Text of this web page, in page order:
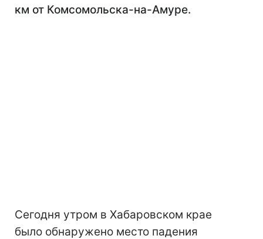
км от Комсомольска-на-Амуре.
Cегодня утром в Хабаровском крае
было обнаружено место падения